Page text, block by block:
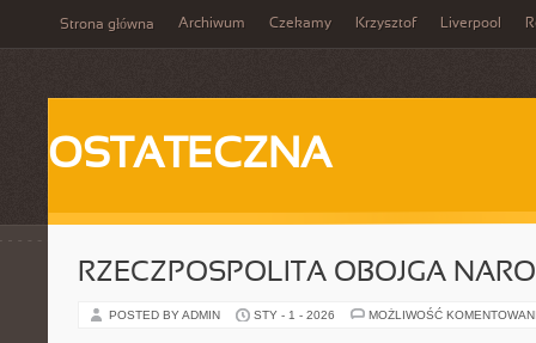
Strona główna Archiwum Czekamy Krzysztof Liverpool
OSTATECZNA
RZECZPOSPOLITA OBOJGA
POSTED BY ADMIN STY - 1 - 2026 MOŻLIWOŚĆ